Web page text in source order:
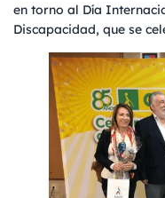
en torno al Día
Discapacidad, que se